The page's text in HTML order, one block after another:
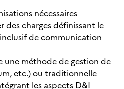
nécessaires
des charges définissant le
de communication
méthode de gestion de
etc.) ou traditionnelle
les aspects D&I